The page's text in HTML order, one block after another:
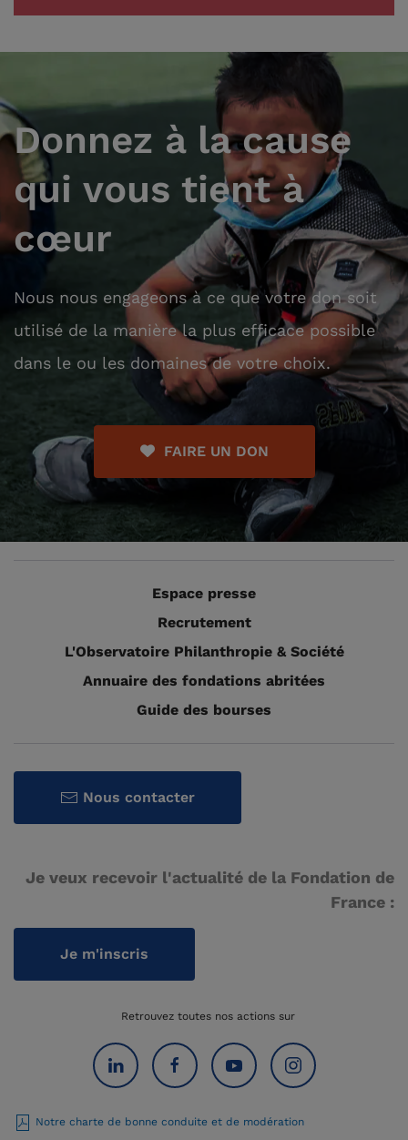
Donnez à la cause
qui vous tient à
cœur
Nous nous engageons à ce que votre don soit
utilisé de la manière la plus efficace possible
dans le ou les domaines de votre choix.
FAIRE UN DON
Espace presse
Recrutement
L'Observatoire Philanthropie & Société
Annuaire des fondations abritées
Guide des bourses
Nous contacter
Je veux recevoir l'actualité de la Fondation de
France :
Je m'inscris
Retrouvez toutes nos actions sur
Notre charte de bonne conduite et de modération